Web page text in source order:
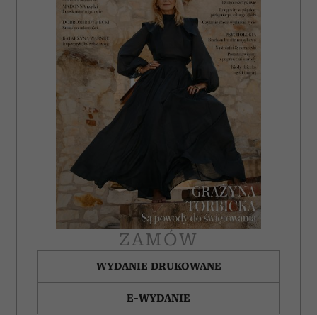
ZAMÓW
WYDANIE DRUKOWANE
E-WYDANIE